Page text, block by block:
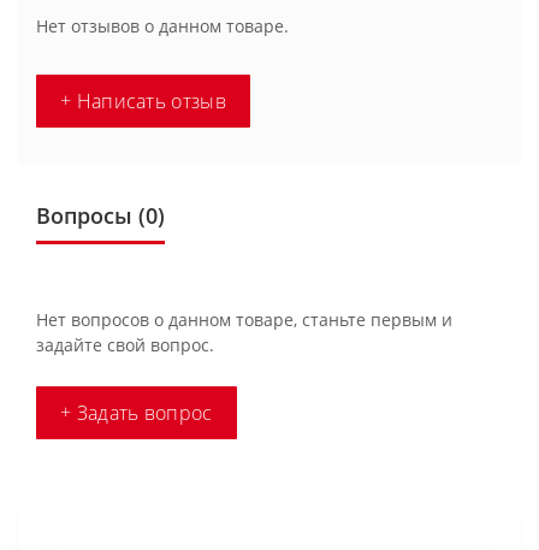
Нет отзывов о данном товаре.
+ Написать отзыв
Вопросы (0)
Нет вопросов о данном товаре, станьте первым и
задайте свой вопрос.
+ Задать вопрос